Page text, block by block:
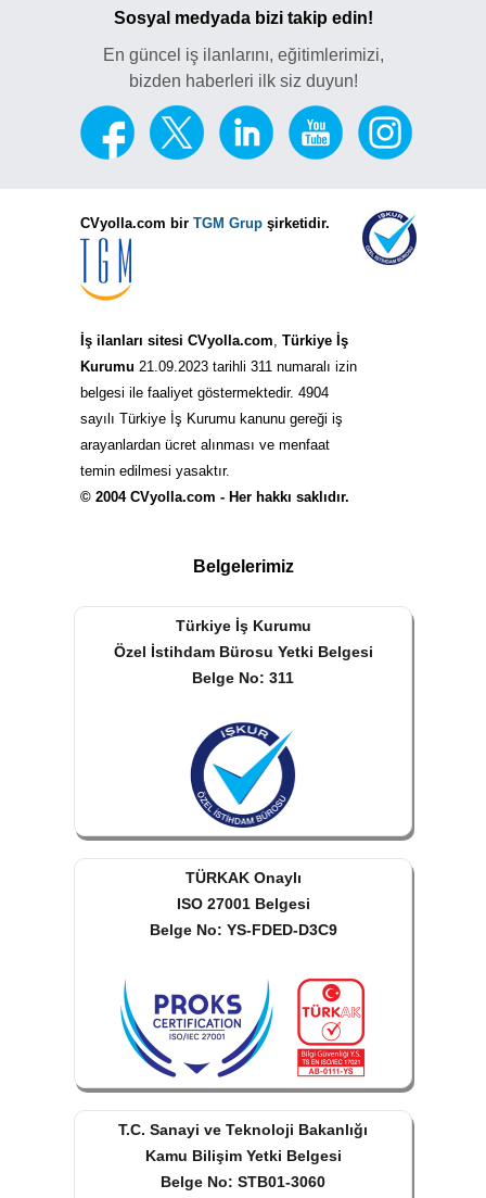
Sosyal medyada bizi takip edin!
En güncel iş ilanlarını, eğitimlerimizi,
bizden haberleri ilk siz duyun!
CVyolla.com bir TGM Grup şirketidir.
İş ilanları sitesi CVyolla.com Türkiye İş
Kurumu 21.09.2023 tarihli 311 numaralı izin
belgesi ile faaliyet göstermektedir. 4904
sayılı Türkiye İş Kurumu kanunu gereği iş
arayanlardan ücret alınması ve menfaat
temin edilmesi yasaktır.
© 2004 CVyolla.com - Her hakkı saklıdır.
Belgelerimiz
Türkiye İş Kurumu
Özel İstihdam Bürosu Yetki Belgesi
Belge No: 311
TÜRKAK Onaylı
ISO 27001 Belgesi
Belge No: YS-FDED-D3C9
T.C. Sanayi ve Teknoloji Bakanlığı
Kamu Bilişim Yetki Belgesi
Belge No: STB01-3060